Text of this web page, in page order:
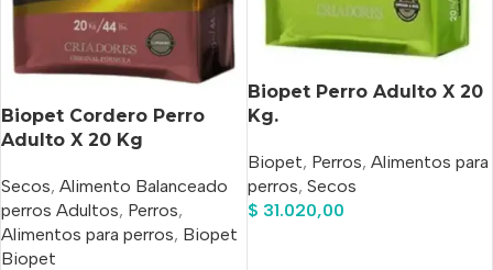
Biopet Cordero Perro
Adulto X 20 Kg
Secos, Alimento Balanceado
perros Adultos, Perros,
Alimentos para perros, Biopet
Biopet
Biopet Perro Adulto X 20
Kg.
Biopet, Perros, Alimentos para
perros, Secos
$ 31.020,00